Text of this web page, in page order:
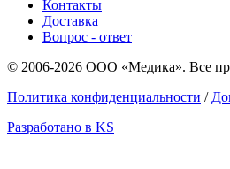
Контакты
Доставка
Вопрос - ответ
© 2006-2026 ООО «Медика». Все
Политика конфиденциальности /
Разработано в KS